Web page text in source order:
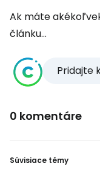
Ak máte
článku...
Pridajte
0 komentáre
Súvisiace témy